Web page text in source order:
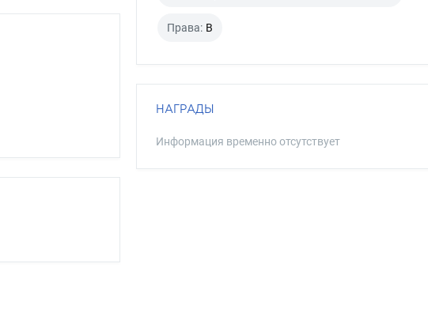
Права: B
НАГРАДЫ
Информация временно отсутствует